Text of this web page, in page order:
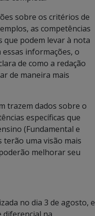
sobre os critérios de
as competências
que podem levar à nota
informações, o
de como a redação
de maneira mais
trazem dados sobre o
específicas que
(Fundamental e
terão uma visão mais
melhorar seu
no dia 3 de agosto, e